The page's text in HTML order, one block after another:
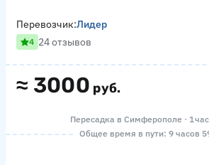
≈ 3000 руб.
Перевозчик:Лидер
4 24 отзывов
Пересадка в Симферополе · 1
Общее время в пути: 9 часов